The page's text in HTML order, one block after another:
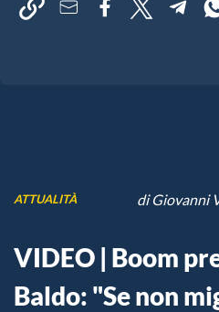
ATTUALITÀ diGiovanni
VIDEO | Boom
Baldo: "Se non